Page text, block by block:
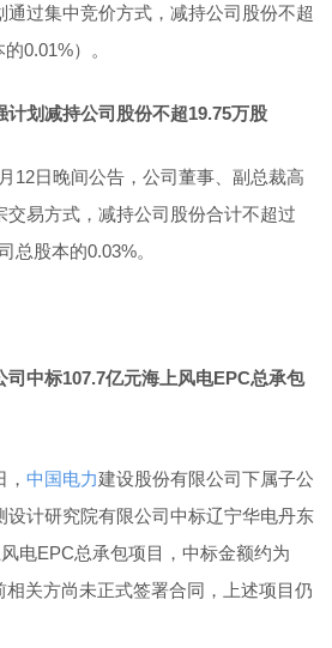
通过集中竞价方式，减持公司股份不超
0.01%）。
计划减持公司股份不超19.75万股
12日晚间公告，公司董事、副总裁高
交易方式，减持公司股份合计不超过
总股本的0.03%。
司中标107.7亿元海上风电EPC总承包
，中国电力建设股份有限公司下属子公
设计研究院有限公司中标辽宁华电丹东
电EPC总承包项目，中标金额约为
相关方尚未正式签署合同，上述项目仍